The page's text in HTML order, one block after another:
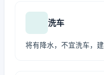
洗车
将有降水，不宜洗车，